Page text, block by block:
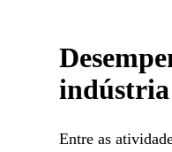
indústria
Entre as